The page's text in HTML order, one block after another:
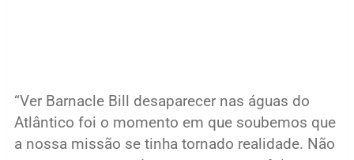
“Ver Barnacle Bill desaparecer nas águas do
Atlântico foi o momento em que soubemos que
a nossa missão se tinha tornado realidade. Não